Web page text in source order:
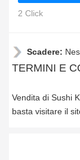
2 Click
Scadere:
TERMINI E
Vendita di Sushi
basta visitare il